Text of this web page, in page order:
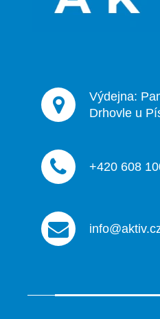
Výdejna:
Drhovle u
+420 608